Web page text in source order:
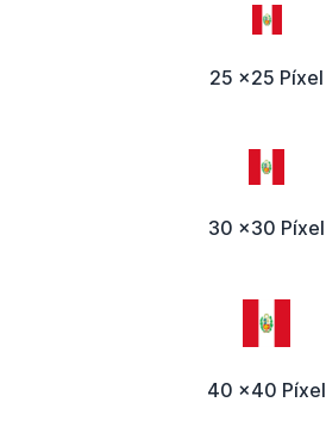
25 x25 Píxel
30 x30 Píxel
40 x40 Píxel